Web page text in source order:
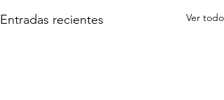
Entradas recientes Ver todo